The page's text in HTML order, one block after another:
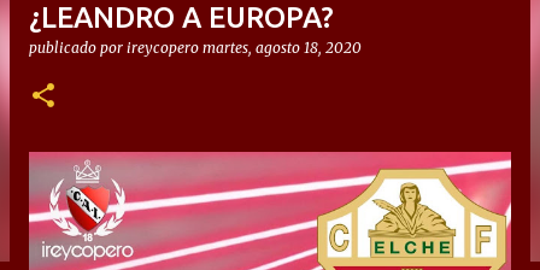
¿LEANDRO A EUROPA?
publicado por ireycopero martes, agosto 18, 2020